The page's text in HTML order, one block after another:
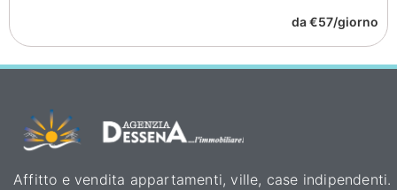
da €57/giorno
Affitto e vendita appartamenti, ville, case indipendenti.